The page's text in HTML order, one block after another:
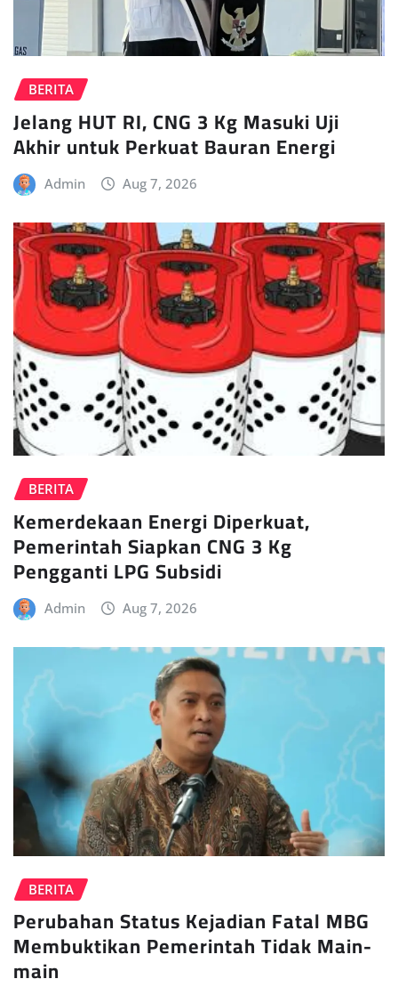
BERITA
Jelang HUT RI, CNG 3 Kg Masuki Uji
Akhir untuk Perkuat Bauran Energi
Admin Aug 7, 2026
BERITA
Kemerdekaan Energi Diperkuat,
Pemerintah Siapkan CNG 3 Kg
Pengganti LPG Subsidi
Admin Aug 7, 2026
BERITA
Perubahan Status Kejadian Fatal MBG
Membuktikan Pemerintah Tidak Main-
main